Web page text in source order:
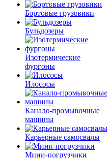
Бортовые грузовики
Бульдозеры
Изотермические
фургоны
Илососы
Канало-промывочные
машины
Карьерные самосвалы
Мини-погрузчики